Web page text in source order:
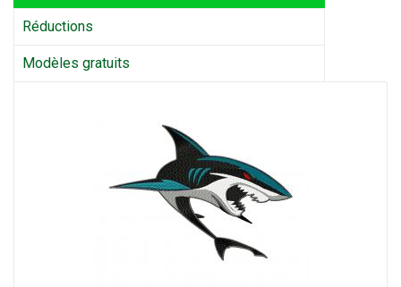
Réductions
Modèles gratuits